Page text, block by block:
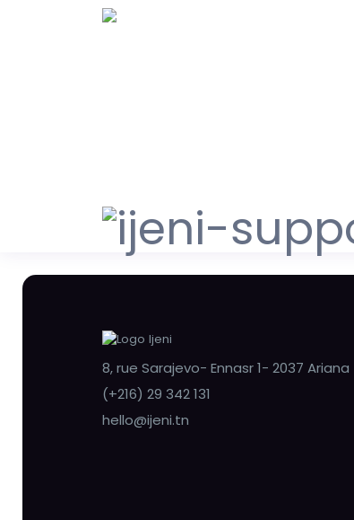
8, rue Sarajevo- Ennasr 1- 2037 Ariana
(+216) 29 342 131
hello@ijeni.tn